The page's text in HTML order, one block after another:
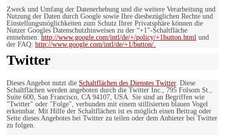
Zweck und Umfang der Datenerhebung und die weitere Verarbeitung und
Nutzung der Daten durch Google sowie Ihre diesbezüglichen Rechte und
Einstellungsmöglichkeiten zum Schutz Ihrer Privatsphäre können die
Nutzer Googles Datenschutzhinweisen zu der “+1″-Schaltfläche
entnehmen: http://www.google.com/intl/de/+/policy/+1button.html und
der FAQ: http://www.google.com/intl/de/+1/button/.
Twitter
Dieses Angebot nutzt die Schaltflächen des Dienstes Twitter. Diese
Schaltflächen werden angeboten durch die Twitter Inc., 795 Folsom St.,
Suite 600, San Francisco, CA 94107, USA. Sie sind an Begriffen wie
"Twitter" oder "Folge", verbunden mit einem stillisierten blauen Vogel
erkennbar. Mit Hilfe der Schaltflächen ist es möglich einen Beitrag oder
Seite dieses Angebotes bei Twitter zu teilen oder dem Anbieter bei Twitter
zu folgen.